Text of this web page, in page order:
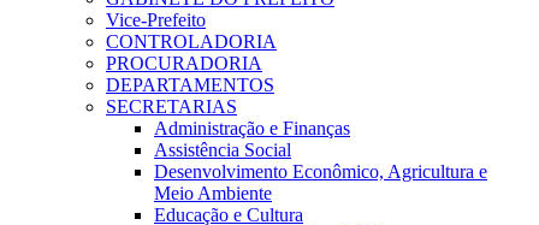
Vice-Prefeito
CONTROLADORIA
PROCURADORIA
DEPARTAMENTOS
SECRETARIAS
Administração e Finanças
Assistência Social
Desenvolvimento Econômico, Agricultura e
Meio Ambiente
Educação e Cultura